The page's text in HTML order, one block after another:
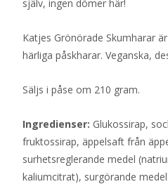
själv, ingen dömer här!
Katjes Grönörade Skumharar
härliga påskharar. Veganska,
Säljs i påse om 210 gram.
Ingredienser: Glukossirap,
fruktossirap, äppelsaft från
surhetsreglerande medel
kaliumcitrat), surgörande